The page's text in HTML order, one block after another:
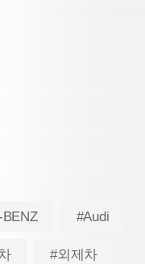
#Audi
#외제차